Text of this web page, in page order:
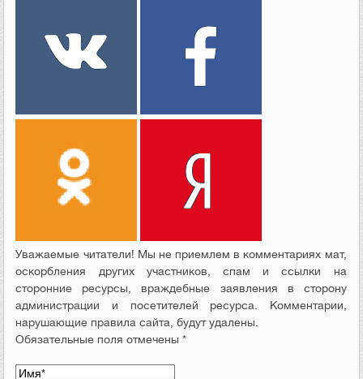
Уважаемые читатели! Мы не приемлем в комментариях мат,
оскорбления других участников, спам и ссылки на
сторонние ресурсы, враждебные заявления в сторону
администрации и посетителей ресурса. Комментарии,
нарушающие правила сайта, будут удалены.
Обязательные поля отмечены *